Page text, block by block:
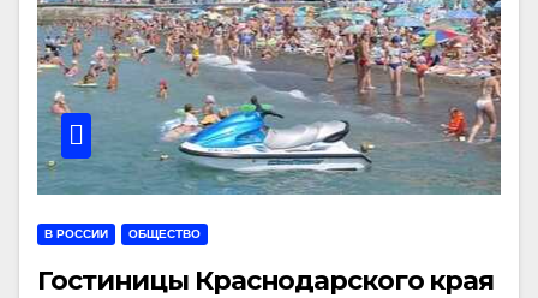
В РОССИИ ОБЩЕСТВО
Гостиницы Краснодарского края